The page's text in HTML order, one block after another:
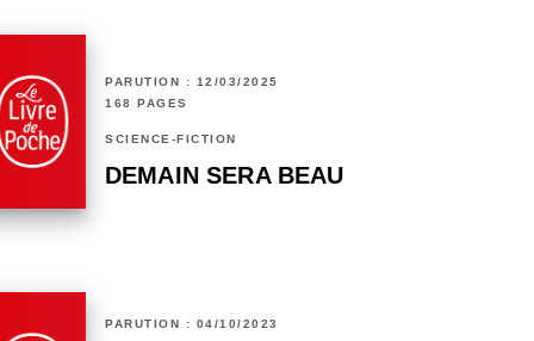
PARUTION : 12/03/2025
168 PAGES
SCIENCE-FICTION
DEMAIN SERA BEAU
PARUTION : 04/10/2023